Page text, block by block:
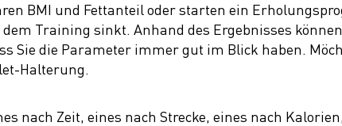
BMI und Fettanteil oder starten ein
Training sinkt. Anhand des Ergebnisses
Sie die Parameter immer gut im Blick haben.
Halterung.
nach Zeit, eines nach Strecke, eines nach